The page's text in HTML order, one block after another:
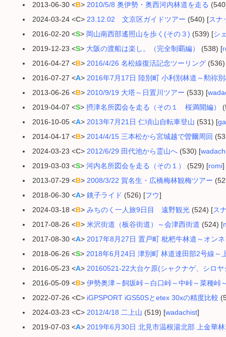
2013-06-30 <B> 2010/5/8 奥伊勢・奥西河内林道を走る
2024-03-24 <C> 23.12.02 文京区ガイドツアー (540) [スナ
2016-02-20 <S> 岡山南西部遙照山を歩く(その３) (539) [シ
2019-12-23 <S> 大阪の渡船は楽し。（完全制覇編） (538) [
2016-04-27 <B> 2016/4/26 名松線復活記念ツーリング
2016-07-27 <A> 2016年7月17日 陸別町 小利別林道～勲祢
2013-06-26 <B> 2010/9/19 大塔～日置川ツアー (533) [
2019-04-07 <S> 摂津名所図会を走る（その１ 桜満開編）
2016-10-05 <A> 2013年7月21日 仁頃山自転車登山 (531) [
2014-04-17 <B> 2014/4/15 三本松から宮城越で曽爾周回
2024-03-23 <C> 2012/6/29 田代池から霊山へ (530) [
2019-03-03 <S> 河内名所図会を走る（その１） (529) [romi]
2013-07-29 <B> 2008/3/22 賀名生・広橋梅林観梅ツアー
2018-06-30 <A> 銚子ライド (526) [フウ]
2024-03-18 <B> みちのく一人旅9日目 遠野観光 (524) [ス
2017-08-26 <B> 米沢街道（板谷街道）～会津西街道 (524) [
2017-08-30 <A> 2017年8月27日 置戸町 枇杷牛林道～オン
2018-06-26 <S> 2018年6月24日 津別町 林道達田部2号線～
2016-05-23 <A> 20160521-22大台ケ原(シャクナゲ、シロ
2016-05-09 <B> 伊勢奥津～飼坂峠～白口峠～中峠～菜種峠
2022-07-26 <C> iGPSPORT iGS50Sとetex 30xの精度比較
2024-03-23 <C> 2012/4/18 二上山 (519) [wadachist]
2019-07-03 <A> 2019年6月30日 北見市温根湯北部 上金華